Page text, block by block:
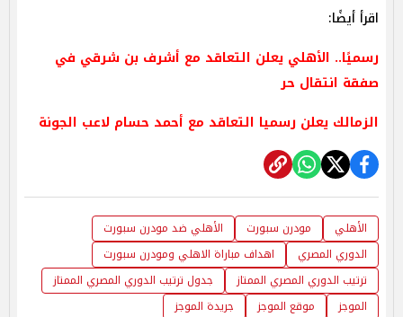
اقرأ أيضًا:
رسميًا.. الأهلي يعلن التعاقد مع أشرف بن شرقي في
صفقة انتقال حر
الزمالك يعلن رسميا التعاقد مع أحمد حسام لاعب الجونة
الأهلي مودرن سبورت
الأهلي ضد مودرن سبورت
الدوري المصري
اهداف مباراة الاهلي ومودرن سبورت
ترتيب الدوري المصري الممتاز
جدول ترتيب الدوري المصري الممتاز
الموجز
موقع الموجز جريدة الموجز